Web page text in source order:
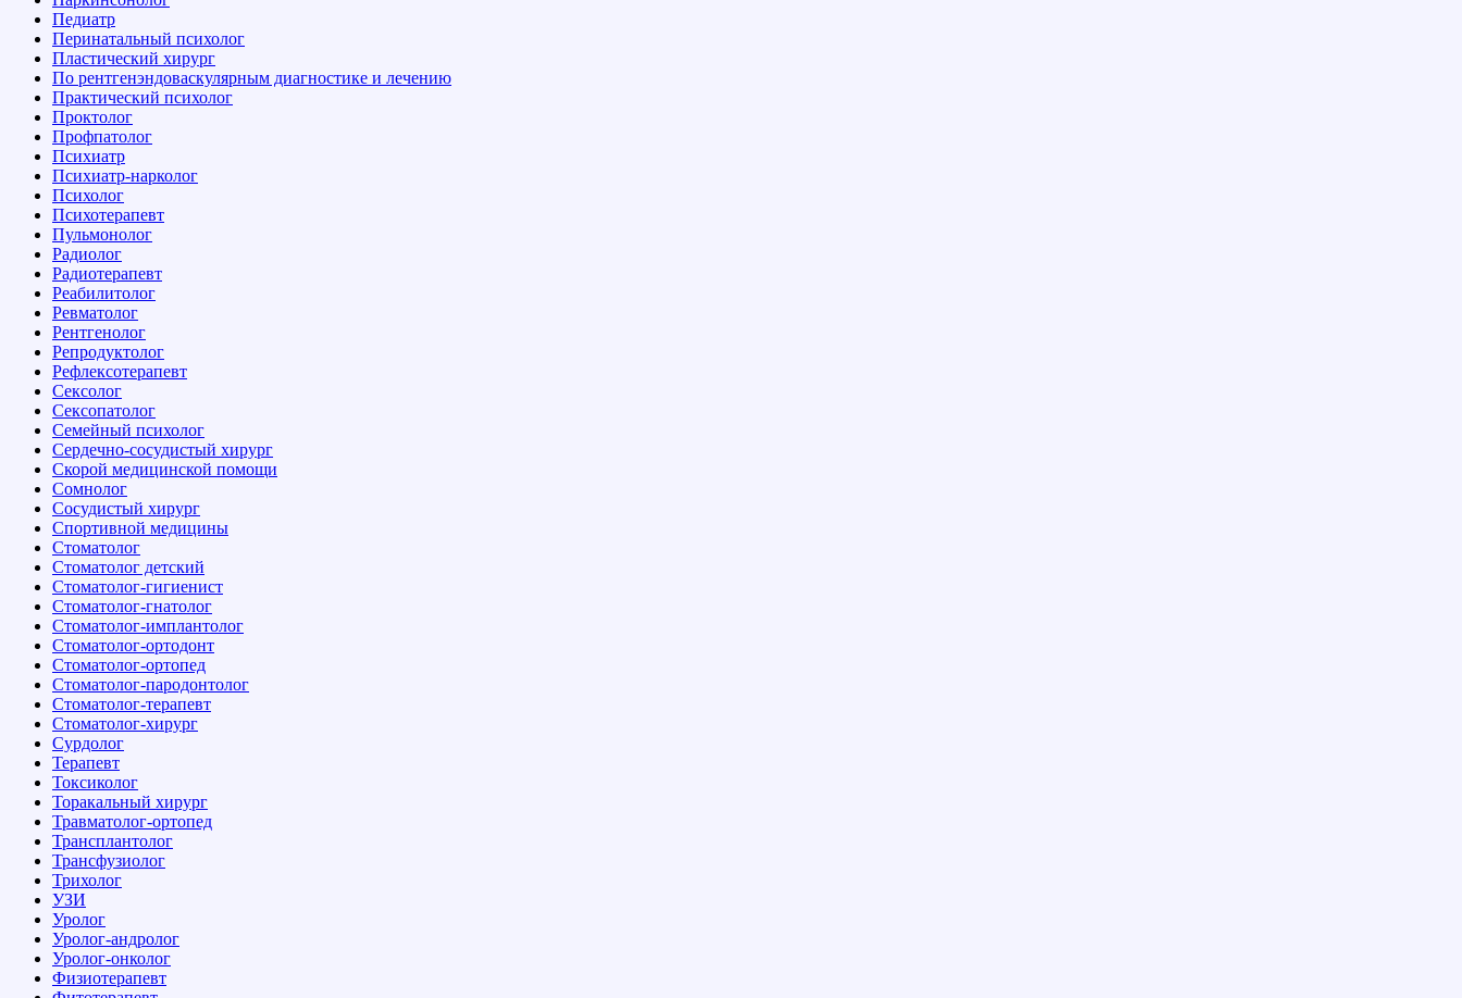
Педиатр
Перинатальный психолог
Пластический хирург
По рентгенэндоваскулярным диагностике и лечению
Практический психолог
Проктолог
Профпатолог
Психиатр
Психиатр-нарколог
Психолог
Психотерапевт
Пульмонолог
Радиолог
Радиотерапевт
Реабилитолог
Ревматолог
Рентгенолог
Репродуктолог
Рефлексотерапевт
Сексолог
Сексопатолог
Семейный психолог
Сердечно-сосудистый хирург
Скорой медицинской помощи
Сомнолог
Сосудистый хирург
Спортивной медицины
Стоматолог
Стоматолог детский
Стоматолог-гигиенист
Стоматолог-гнатолог
Стоматолог-имплантолог
Стоматолог-ортодонт
Стоматолог-ортопед
Стоматолог-пародонтолог
Стоматолог-терапевт
Стоматолог-хирург
Сурдолог
Терапевт
Токсиколог
Торакальный хирург
Травматолог-ортопед
Трансплантолог
Трансфузиолог
Трихолог
УЗИ
Уролог
Уролог-андролог
Уролог-онколог
Физиотерапевт